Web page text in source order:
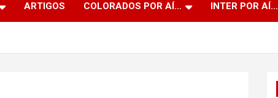
ARTIGOS COLORADOS POR AÍ… INTER POR AÍ…